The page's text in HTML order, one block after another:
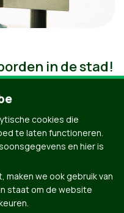
in de stad!
cookies die
te laten functioneren.
en hier is
we ook gebruik van
staat om de website